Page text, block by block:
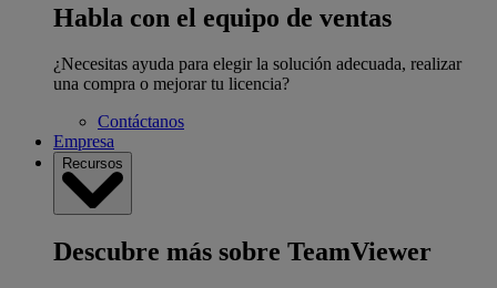
Habla con el equipo de ventas
¿Necesitas ayuda para elegir la solución adecuada, realizar
una compra o mejorar tu licencia?
Contáctanos
Empresa
Recursos
Descubre más sobre TeamViewer